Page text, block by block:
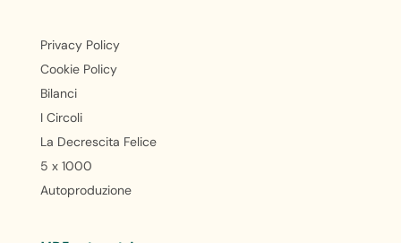
Privacy Policy
Cookie Policy
Bilanci
I Circoli
La Decrescita Felice
5 x 1000
Autoproduzione